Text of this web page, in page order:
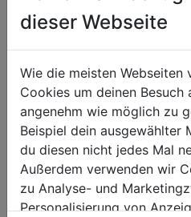
Rasenmäher-
Rasentraktor-
dieser Webseite
Wie die meisten Webseiten
Cookies um deinen Besuch
angenehm wie möglich zu
Beispiel dein ausgewählter
du diesen nicht jedes Mal
Außerdem verwenden wir
zu Analyse- und
Personalisierung von